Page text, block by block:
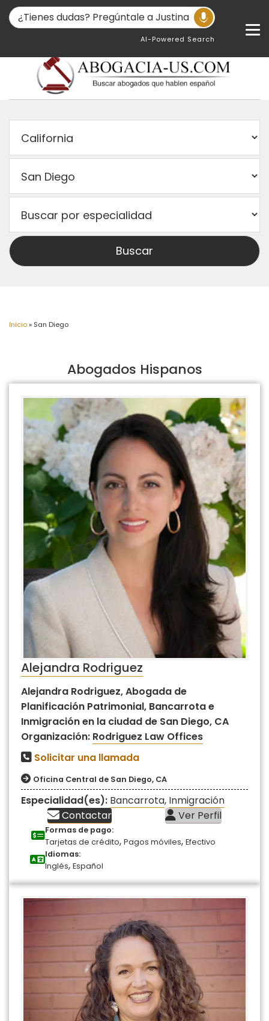
AI-Powered Search
Inicio» San Diego
Abogados Hispanos
Alejandra Rodriguez
Alejandra Rodriguez, Abogada de
Planificación Patrimonial, Bancarrota e
Inmigración en la ciudad de San Diego, CA
Organización: Rodriguez Law Offices
Solicitar una llamada
Oficina Central de San Diego, CA
Especialidad(es): Bancarrota, Inmigración
Contactar
Ver Perfil
Formas de pago:
Tarjetas de crédito, Pagos móviles, Efectivo
Idiomas:
Inglés, Español